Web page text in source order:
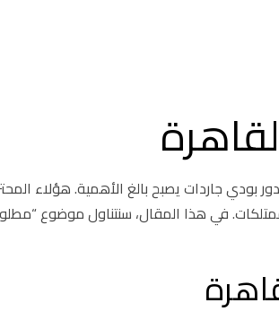
بودي جاردات يصبح بالغ الأهمية. هؤلاء
في هذا المقال، سنتناول موضوع